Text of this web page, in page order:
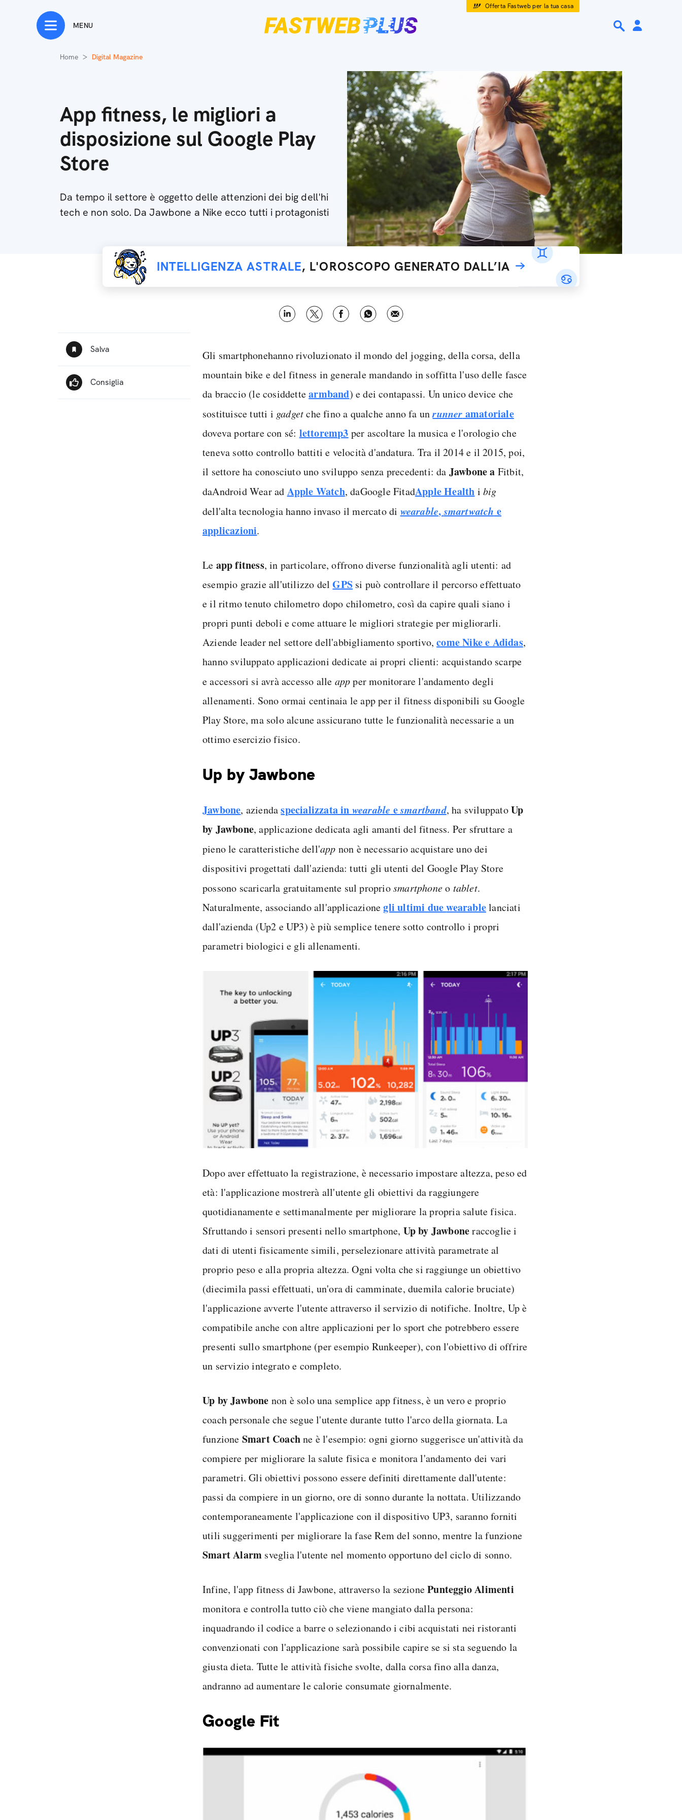
Offerta Fastweb per la tua casa
MENU
Home Digital Magazine
App fitness, le migliori a
disposizione sul Google Play
Store
Da tempo il settore è oggetto delle attenzioni dei big dell'hi
tech e non solo. Da Jawbone a Nike ecco tutti i protagonisti
INTELLIGENZA ASTRALE, L'OROSCOPO GENERATO DALL’IA
Gli smartphonehanno rivoluzionato il mondo del jogging, della corsa, della
mountain bike e del fitness in generale mandando in soffitta l'uso delle fasce
da braccio (le cosiddettearmband) e dei contapassi. Un unico device che
sostituisce tutti i gadgetche fino a qualche anno fa unrunner amatoriale
doveva portare con sé: lettoremp3 per ascoltare la musica e l'orologio che
teneva sotto controllo battiti e velocità d'andatura. Tra il 2014 e il 2015, poi,
il settore ha conosciuto uno sviluppo senza precedenti: da Jawbone a Fitbit,
daAndroid Wear ad Apple Watch, daGoogle FitadApple Health ibig
dell'alta tecnologia hanno invaso il mercato di wearable,smartwatch e
applicazioni.
Le app fitness, in particolare, offrono diverse funzionalità agli utenti: ad
esempio grazie all'utilizzo delGPS si può controllare il percorso effettuato
e il ritmo tenuto chilometro dopo chilometro, così da capire quali siano i
propri punti deboli e come attuare le migliori strategie per migliorarli.
Aziende leader nel settore dell'abbigliamento sportivo,comeNikee Adidas,
hanno sviluppato applicazioni dedicate ai propri clienti: acquistando scarpe
e accessori si avrà accesso alle appper monitorare l'andamento degli
allenamenti. Sono ormai centinaia le app per il fitness disponibili su Google
Play Store, ma solo alcune assicurano tutte le funzionalità necessarie a un
ottimo esercizio fisico.
Up by Jawbone
Jawbone, aziendaspecializzata in wearable esmartband, ha sviluppatoUp
by Jawbone, applicazione dedicata agli amanti del fitness. Per sfruttare a
pieno le caratteristiche dell'app non è necessario acquistare uno dei
dispositivi progettati dall'azienda: tutti gli utenti del Google Play Store
possono scaricarla gratuitamente sul propriosmartphoneo tablet.
Naturalmente, associando all'applicazionegli ultimi duewearablelanciati
dall'azienda (Up2 e UP3) è più semplice tenere sotto controllo i propri
parametri biologici e gli allenamenti.
Dopo aver effettuato la registrazione, è necessario impostare altezza, peso ed
età: l'applicazione mostrerà all'utente gli obiettivi da raggiungere
quotidianamente e settimanalmente per migliorare la propria salute fisica.
Sfruttando i sensori presenti nello smartphone, Up by Jawboneraccoglie i
dati di utenti fisicamente simili, perselezionare attività parametrate al
proprio peso e alla propria altezza. Ogni volta che si raggiunge un obiettivo
(diecimila passi effettuati, un'ora di camminate, duemila calorie bruciate)
l'applicazione avverte l'utente attraverso il servizio di notifiche. Inoltre, Up è
compatibile anche con altre applicazioni per lo sport che potrebbero essere
presenti sullo smartphone (per esempio Runkeeper), con l'obiettivo di offrire
un servizio integrato e completo.
Up by Jawbone non è solo una semplice app fitness, è un vero e proprio
coach personale che segue l'utente durante tutto l'arco della giornata. La
funzione Smart Coachne è l'esempio: ogni giorno suggerisce un'attività da
compiere per migliorare la salute fisica e monitora l'andamento dei vari
parametri. Gli obiettivi possono essere definiti direttamente dall'utente:
passi da compiere in un giorno, ore di sonno durante la nottata. Utilizzando
contemporaneamente l'applicazione con il dispositivo UP3, saranno forniti
utili suggerimenti per migliorare la fase Rem del sonno, mentre la funzione
Smart Alarm sveglia l'utente nel momento opportuno del ciclo di sonno.
Infine, l'app fitness di Jawbone, attraverso la sezionePunteggio Alimenti
monitora e controlla tutto ciò che viene mangiato dalla persona:
inquadrando il codice a barre o selezionando i cibi acquistati nei ristoranti
convenzionati con l'applicazione sarà possibile capire se si sta seguendo la
giusta dieta. Tutte le attività fisiche svolte, dalla corsa fino alla danza,
andranno ad aumentare le calorie consumate giornalmente.
Google Fit